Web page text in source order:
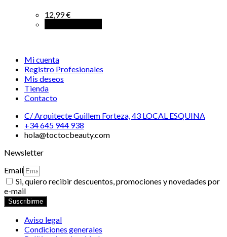
12,99€
Mi cuenta
Registro Profesionales
Mis deseos
Tienda
Contacto
C/ Arquitecte Guillem Forteza, 43 LOCAL ESQUINA
+34 645 944 938
hola@toctocbeauty.com
Newsletter
Email
Si, quiero recibir descuentos, promociones y novedades por
e-mail
Suscribirme
Aviso legal
Condiciones generales